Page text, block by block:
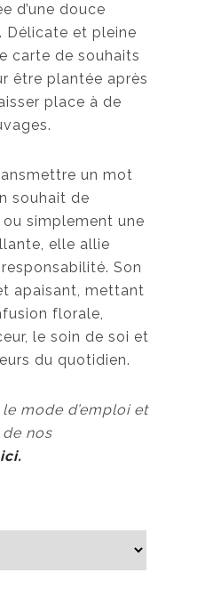
d’une douce
Délicate et pleine
carte de souhaits
être plantée après
place à de
un mot
souhait de
simplement une
elle allie
Son
apaisant, mettant
florale,
le soin de soi et
du quotidien.
mode d’emploi et
nos